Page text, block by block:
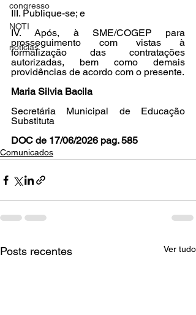
congresso
NOTI
noticias
III. Publique-se; e
IV. Após, à SME/COGEP para
prosseguimento com vistas à
formalização das contratações
autorizadas, bem como demais
providências de acordo com o presente.
Maria Silvia Bacila
Secretária Municipal de Educação
Substituta
DOC de 17/06/2026 pag. 585
Comunicados
Posts recentes Ver tudo